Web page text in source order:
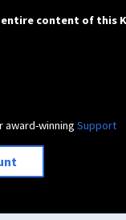
content of this
award-winningSupport